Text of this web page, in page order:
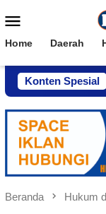
ke
Mobile
Home Daerah
Konten Spesial
Komersialisasi
Beranda Hukum